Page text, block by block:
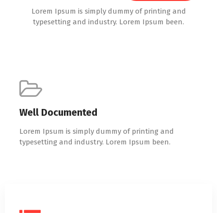
Lorem Ipsum is simply dummy of printing and
typesetting and industry. Lorem Ipsum been.
Well Documented
Lorem Ipsum is simply dummy of printing and
typesetting and industry. Lorem Ipsum been.